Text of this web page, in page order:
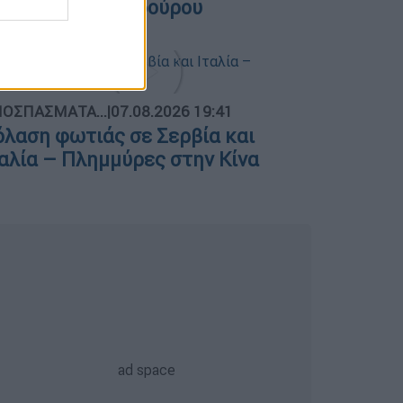
Κουμουνδούρου
|07.08.2026 19:41
φωτιάς σε Σερβία και
– Πλημμύρες στην Κίνα